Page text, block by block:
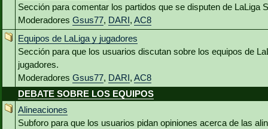
Sección para comentar los partidos que se disputen de LaLiga
Moderadores Gsus77, DARI, AC8
Equipos de LaLiga y jugadores
Sección para que los usuarios discutan sobre los equipos de
jugadores.
Moderadores Gsus77, DARI, AC8
DEBATE SOBRE LOS EQUIPOS
Alineaciones
Subforo para que los usuarios pidan opiniones acerca de las